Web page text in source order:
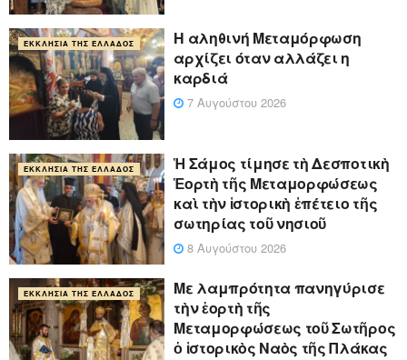
ΕΚΚΛΗΣΊΑ ΤΗΣ ΕΛΛΆΔΟΣ
Η αληθινή Μεταμόρφωση
αρχίζει όταν αλλάζει η
καρδιά
7 Αυγούστου 2026
ΕΚΚΛΗΣΊΑ ΤΗΣ ΕΛΛΆΔΟΣ
Ἡ Σάμος τίμησε τὴ Δεσποτικὴ
Ἑορτὴ τῆς Μεταμορφώσεως
καὶ τὴν ἱστορικὴ ἐπέτειο τῆς
σωτηρίας τοῦ νησιοῦ
8 Αυγούστου 2026
ΕΚΚΛΗΣΊΑ ΤΗΣ ΕΛΛΆΔΟΣ
Με λαμπρότητα πανηγύρισε
τὴν ἑορτὴ τῆς
Μεταμορφώσεως τοῦ Σωτῆρος
ὁ ἱστορικὸς Ναὸς τῆς Πλάκας